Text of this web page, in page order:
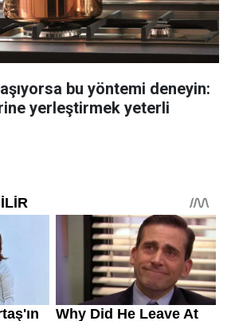
bu yöntemi deneyin:
yerleştirmek yeterli